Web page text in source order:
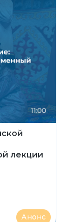
лекции
Анонс